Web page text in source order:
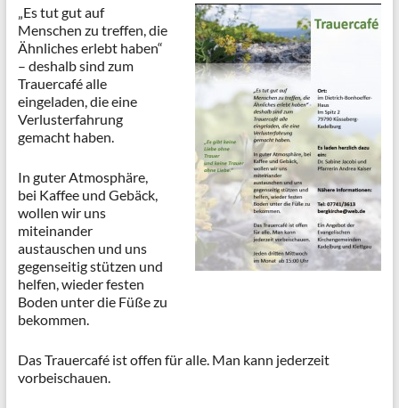
„Es tut gut auf
Menschen zu treffen, die
Ähnliches erlebt haben“
– deshalb sind zum
Trauercafé alle
eingeladen, die eine
Verlusterfahrung
gemacht haben.
In guter Atmosphäre,
bei Kaffee und Gebäck,
wollen wir uns
miteinander
austauschen und uns
gegenseitig stützen und
helfen, wieder festen
Boden unter die Füße zu
bekommen.
Das Trauercafé ist offen für alle. Man kann jederzeit
vorbeischauen.